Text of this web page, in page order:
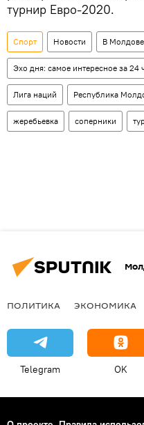
турнир Евро-2020.
Спорт Новости В Молдове
Эхо дня: самое интересное за 24
Лига наций Республика
жеребьевка соперники
ПОЛИТИКА ЭКОНОМИКА
Telegram OK